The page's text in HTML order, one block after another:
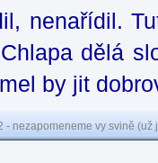
nenařídil.
dělá
by jit
- nezapomeneme vy svině